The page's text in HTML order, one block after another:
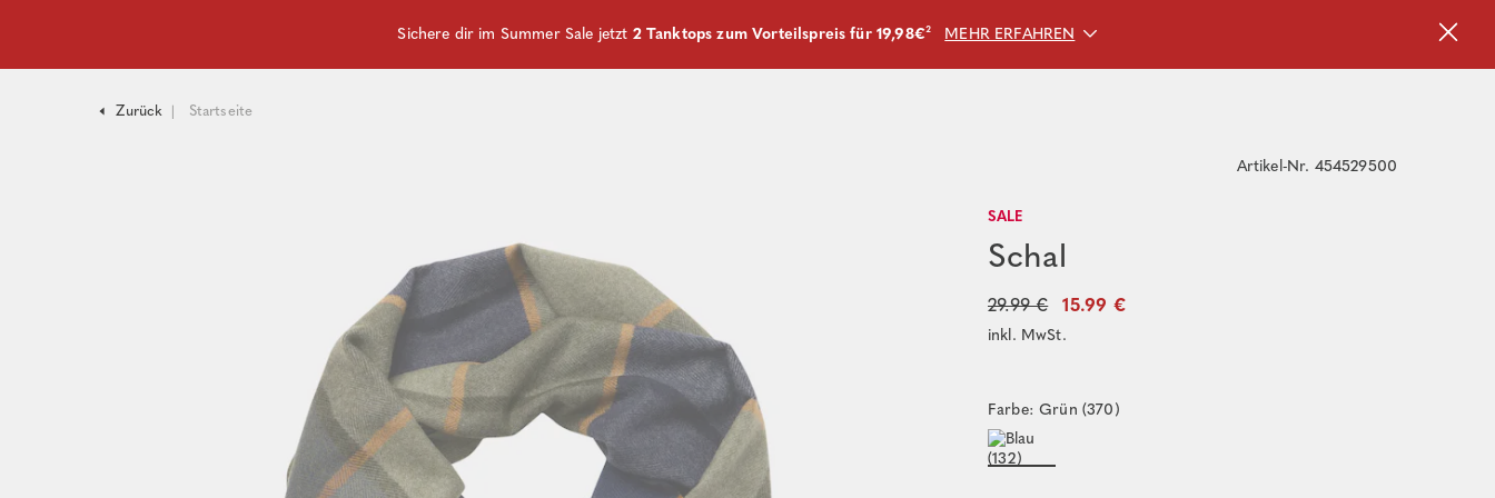
Sichere dir im Summer Sale jetzt 2 Tanktops zum Vorteilspreis für 19,98€² MEHR ERFAHREN
Zurück Startseite
Artikel-Nr. 454529500
SALE
Schal
29.99 € 15.99 €
inkl. MwSt.
Farbe: Grün (370)